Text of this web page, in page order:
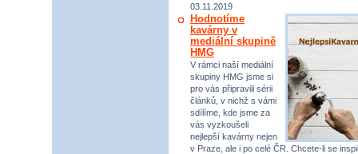
03.11.2019
Hodnotíme
kavárny v
mediální skupině
HMG
V rámci naší mediální
skupiny HMG jsme si
pro vás připravili sérii
článků, v nichž s vámi
sdílíme, kde jsme za
vás vyzkoušeli
nejlepší kavárny nejen
v Praze, ale i po celé ČR. Chcete-li se